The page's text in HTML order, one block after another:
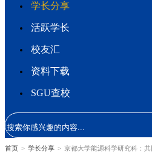
学长分享
活跃学长
校友汇
资料下载
SGU查校
首页 > 学长分享 > 京都大学能源科学研究科：